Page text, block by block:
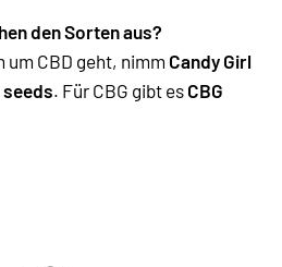
den Sorten aus?
um CBD geht, nimm Candy Girl
seeds. Für CBG gibt es CBG